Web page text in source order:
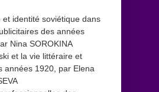
et identité soviétique dans
des années
Nina SOROKINA
et la vie littéraire et
années 1920, par Elena